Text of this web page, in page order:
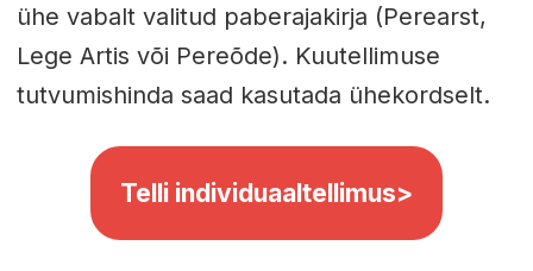
ühe vabalt valitud paberajakirja (Perearst,
Lege Artis või Pereõde). Kuutellimuse
tutvumishinda saad kasutada ühekordselt.
Telli individuaaltellimus>